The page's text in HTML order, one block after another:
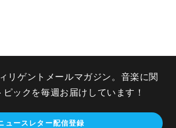
リゲントメールマガジン。音楽に関
ックを毎週お届けしています！
ュースレター配信登録